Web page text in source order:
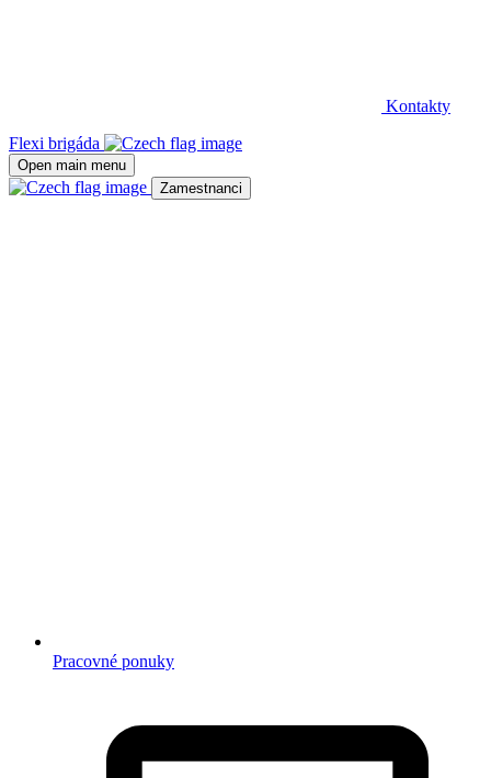
Kontakty
Flexi brigáda
Open main menu
Zamestnanci
Pracovné ponuky